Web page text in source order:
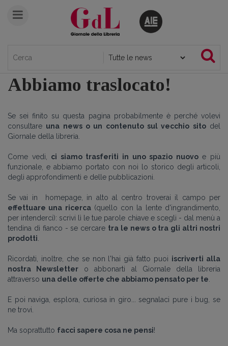
Abbiamo traslocato!
Se sei finito su questa pagina probabilmente è perché volevi
consultare una news o un contenuto sul vecchio sitodel
Giornale della libreria.
Come vedi, ci siamo trasferiti in uno spazio nuovoe più
funzionale, e abbiamo portato con noi lo storico degli articoli,
degli approfondimenti e delle pubblicazioni.
Se vai in homepage, in alto al centro troverai il campo per
effettuare una ricerca(quello con la lente d'ingrandimento,
per intenderci): scrivi lì le tue parole chiave e scegli - dal menù a
tendina di fianco - se cercare tra le news o tra gli altri nostri
prodotti
Ricordati, inoltre, che se non l'hai già fatto puoi iscriverti alla
nostra Newsletter o abbonarti al Giornale della libreria
attraverso una delle offerte che abbiamo pensato per te
E poi naviga, esplora, curiosa in giro... segnalaci pure i bug, se
ne trovi.
Ma soprattutto facci sapere cosa ne pensi!